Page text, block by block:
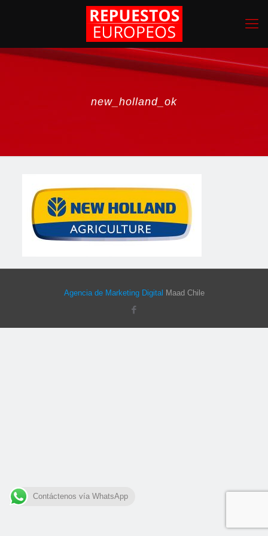
new_holland_ok
Agencia de Marketing Digital Maad Chile
Contáctenos vía WhatsApp